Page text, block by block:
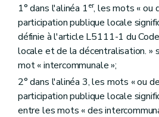
1° dans l'alinéa 1er, les mots « ou
participation publique locale
définie à l'article L5111-1 du
locale et de la décentralisation. »
mot « intercommunale »;
2° dans l'alinéa 3, les mots « ou
participation publique locale
entre les mots « des